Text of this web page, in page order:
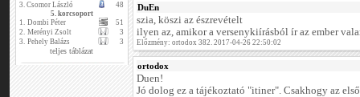
3. Csomor László
48
5. korcsoport
1. Dombi Péter
51
2. Merényi Zsolt
3
3. Pehely Balázs 3
teljes táblázat
DuEn
szia, köszi az észrevételt
ilyen az, amikor a versenykiírásból ír az ember
Előzmény: ortodox 382. 2017-04-26 22:50:02
ortodox
Duen!
Jó dolog ez a tájékoztató "itiner". Csakhogy az